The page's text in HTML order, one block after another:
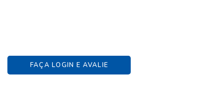
FAÇA LOGIN E AVALIE